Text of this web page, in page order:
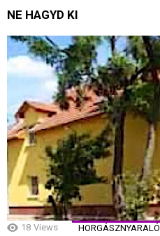
NE HAGYD KI
18 Views HORGÁSZNYARALÓ